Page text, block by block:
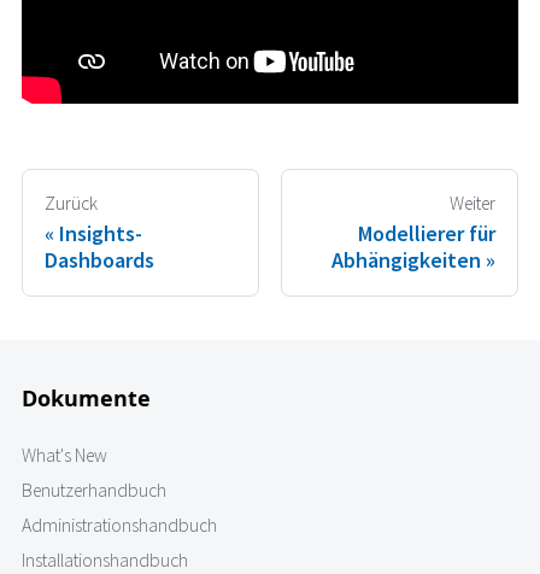
Zurück
Insights-
Dashboards
Weiter
Modellierer für
Abhängigkeiten
Dokumente
What's New
Benutzerhandbuch
Administrationshandbuch
Installationshandbuch